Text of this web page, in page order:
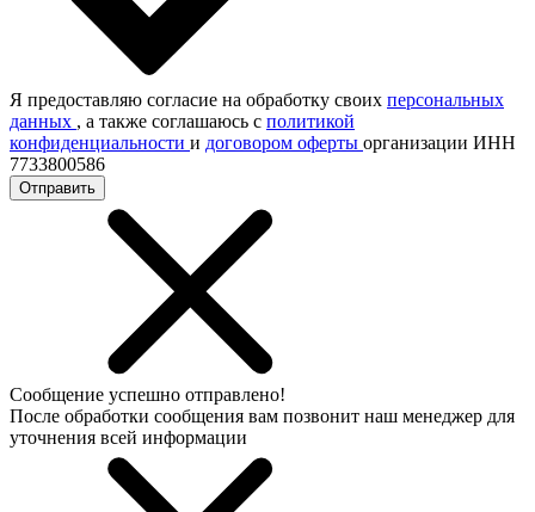
Я предоставляю согласие на обработку своих персональных
данных , а также соглашаюсь с политикой
конфиденциальности и договором оферты организации ИНН
7733800586
Отправить
Сообщение успешно отправлено!
После обработки сообщения вам позвонит наш менеджер для
уточнения всей информации